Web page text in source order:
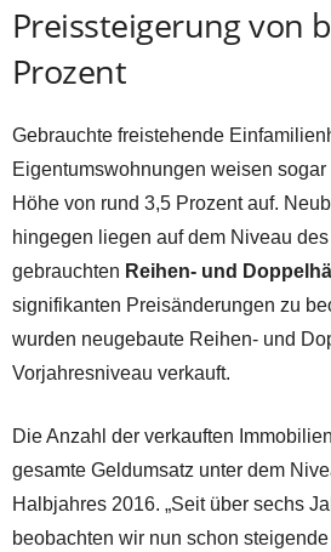
Preissteigerung von
Prozent
Gebrauchte freistehende
Eigentumswohnungen weisen
Höhe von rund 3,5 Prozent auf.
hingegen liegen auf dem Niveau
gebrauchten Reihen- und
signifikanten Preisänderungen zu
wurden neugebaute Reihen- und
Vorjahresniveau verkauft.
Die Anzahl der verkauften
gesamte Geldumsatz unter dem
Halbjahres 2016. „Seit über sechs
beobachten wir nun schon steigende